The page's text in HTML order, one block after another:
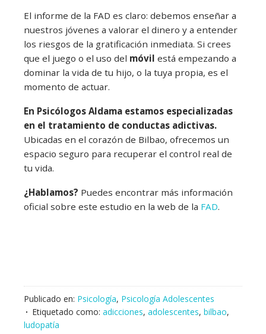
El informe de la FAD es claro: debemos enseñar a
nuestros jóvenes a valorar el dinero y a entender
los riesgos de la gratificación inmediata. Si crees
que el juego o el uso del móvil está empezando a
dominar la vida de tu hijo, o la tuya propia, es el
momento de actuar.
En Psicólogos Aldama estamos especializadas
en el tratamiento de conductas adictivas.
Ubicadas en el corazón de Bilbao, ofrecemos un
espacio seguro para recuperar el control real de
tu vida.
¿Hablamos? Puedes encontrar más información
oficial sobre este estudio en la web de la FAD.
Publicado en: Psicología, Psicología Adolescentes
Etiquetado como: adicciones, adolescentes, bilbao,
ludopatía